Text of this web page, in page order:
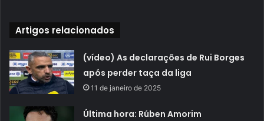
Artigos relacionados
(vídeo) As declarações de Rui Borges
após perder taça da liga
11 de janeiro de 2025
Última hora: Rúben Amorim